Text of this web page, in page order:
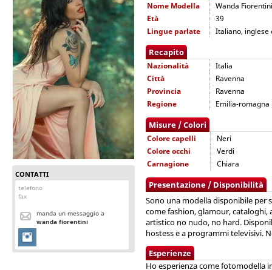
CONTATTI
telefono
fax
manda un messaggio a
wanda fiorentini
Nome Modella
Wanda Fiorentini
Età
39
Lingue parlate
Italiano, inglese
Recapito
Nazionalità
Italia
Città
Ravenna
Provincia
Ravenna
Regione
Emilia-romagna
Misure / Colori
Colore capelli
Neri
Colore occhi
Verdi
Carnagione
Chiara
Presentazione / Disponibilità
Sono una modella disponibile
come fashion, glamour,
artistico no nudo, no hard.
hostess e a programmi televisivi.
Esperienze
Ho esperienza come fotomodella